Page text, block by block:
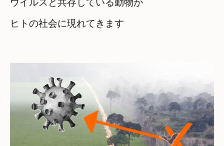
ヒトの社会に現れてきます